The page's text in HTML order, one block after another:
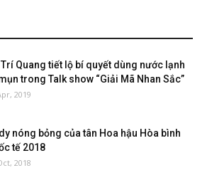
Trí Quang tiết lộ bí quyết dùng nước lạnh
trong Talk show “Giải Mã Nhan Sắc”
2019
nóng bỏng của tân Hoa hậu Hòa bình
tế 2018
2018